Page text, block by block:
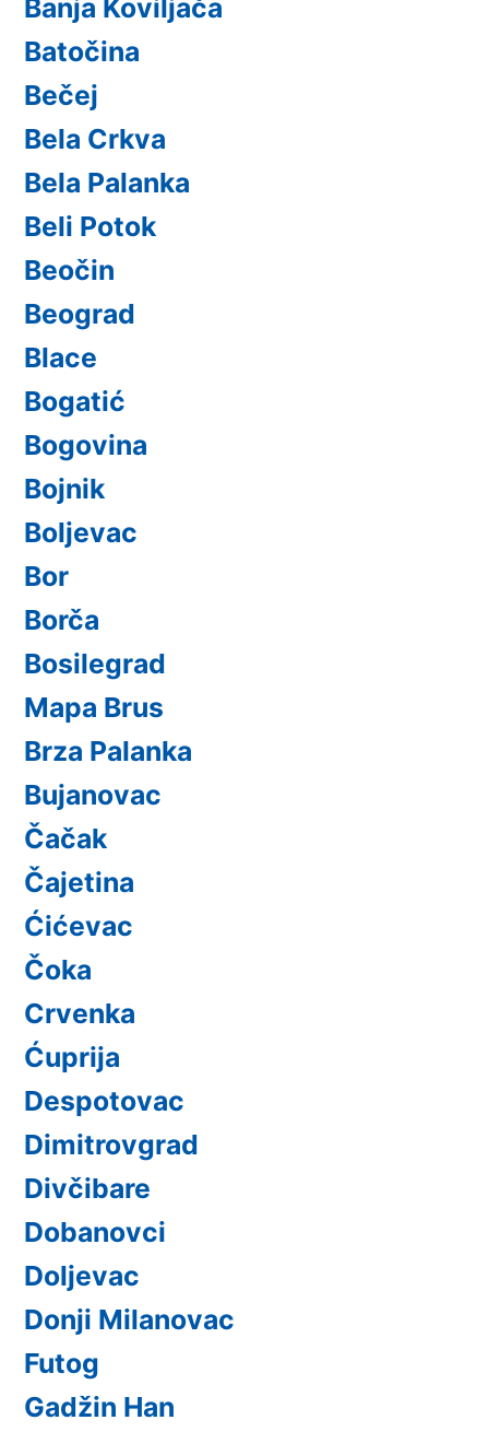
Banja Koviljača
Batočina
Bečej
Bela Crkva
Bela Palanka
Beli Potok
Beočin
Beograd
Blace
Bogatić
Bogovina
Bojnik
Boljevac
Bor
Borča
Bosilegrad
Mapa Brus
Brza Palanka
Bujanovac
Čačak
Čajetina
Ćićevac
Čoka
Crvenka
Ćuprija
Despotovac
Dimitrovgrad
Divčibare
Dobanovci
Doljevac
Donji Milanovac
Futog
Gadžin Han